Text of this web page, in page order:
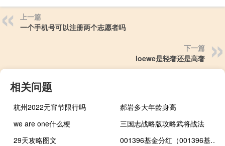
上一篇
一个手机号可以注册两个志愿者吗
下一篇
loewe是轻奢还是高奢
相关问题
杭州2022元宵节限行吗
郝岩多大年龄身高
we are one什么梗
三国志战略版攻略武将战法
29天攻略图文
001396基金分红（001396基金）